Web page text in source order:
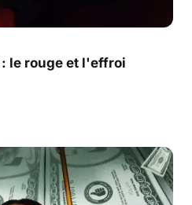
le rouge et l'effroi